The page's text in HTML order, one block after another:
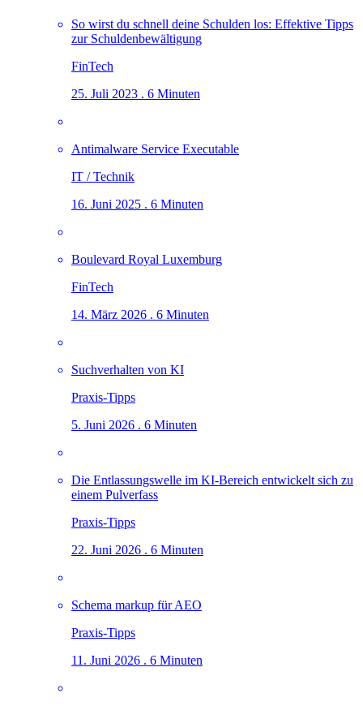
So wirst du schnell deine Schulden los: Effektive Tipps
zur Schuldenbewältigung
FinTech
25. Juli 2023 . 6 Minuten
Antimalware Service Executable
IT / Technik
16. Juni 2025 . 6 Minuten
Boulevard Royal Luxemburg
FinTech
14. März 2026 . 6 Minuten
Suchverhalten von KI
Praxis-Tipps
5. Juni 2026 . 6 Minuten
Die Entlassungswelle im KI-Bereich entwickelt sich zu
einem Pulverfass
Praxis-Tipps
22. Juni 2026 . 6 Minuten
Schema markup für AEO
Praxis-Tipps
11. Juni 2026 . 6 Minuten